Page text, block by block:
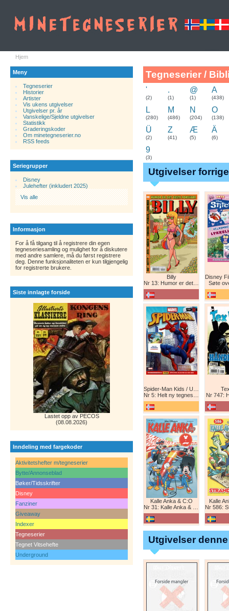
Hjem
Meny
Tegneserier
Historier.
Artister
Vis ukens utgivelser
Utgivelser pr. år
Vanskelige/Sjeldne utgivelser
Statistikk
Graderingskoder
Om minetegneserier.no
RSS feeds
Seriegrupper
Disney
Julehefter (inkludert 2025)
Vis alle
Informasjon
For å få tilgang til å registrere din egen
tegneseriesamling og mulighet for å diskutere
med andre samlere, må du først registrere
deg. Denne funksjonaliteten er kun tilgjengelig
for registrerte brukere.
Siste innlagte forside
Lastet opp av PECOS
(08.08.2026)
Inndeling med fargekoder
Aktivitetshefter m/tegneserier
Bytte/Annonseblad
Bøker/Tidsskrifter
Disney
Fanziner
Giveaway
Indexer
Tegneserier
Tegnet Vitsehefte
Underground
Tegneserier /
'
(2)
.
(1)
@
(1)
A
(438)
L
(280)
M
(486)
N
(204)
O
(138)
Ü
(2)
Z
(41)
Æ
(5)
Ä
(6)
9
(3)
Utgivelser
Billy
Nr 13: Humor er det beste forsvar!
Søte
Nr 5: Helt ny tegneserie! Maskinkrig!
Nr 747:
Kalle Anka & C:O
Nr 31: Kalle Anka & C:O
Kalle
Nr 586:
Utgivelser